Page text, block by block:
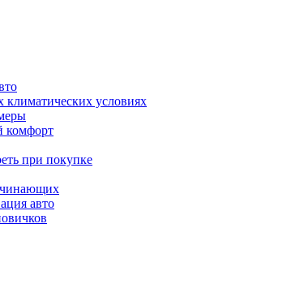
условиях
комфорт
при покупке
авто